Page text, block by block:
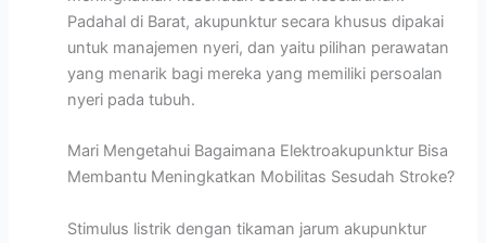
Padahal di Barat, akupunktur secara khusus dipakai
untuk manajemen nyeri, dan yaitu pilihan perawatan
yang menarik bagi mereka yang memiliki persoalan
nyeri pada tubuh.
Mari Mengetahui Bagaimana Elektroakupunktur Bisa
Membantu Meningkatkan Mobilitas Sesudah Stroke?
Stimulus listrik dengan tikaman jarum akupunktur